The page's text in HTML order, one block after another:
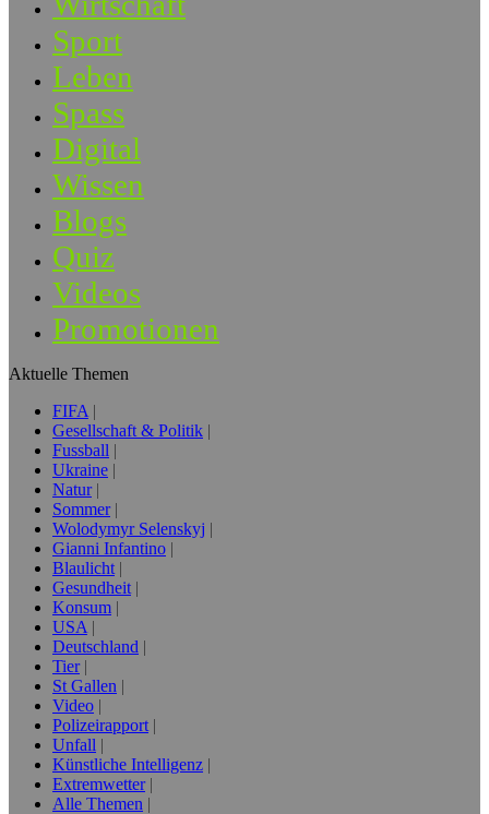
Sport
Leben
Spass
Digital
Wissen
Blogs
Quiz
Videos
Promotionen
Aktuelle Themen
FIFA
Gesellschaft & Politik
Fussball
Ukraine
Natur
Sommer
Wolodymyr Selenskyj
Gianni Infantino
Blaulicht
Gesundheit
Konsum
USA
Deutschland
Tier
St Gallen
Video
Polizeirapport
Unfall
Künstliche Intelligenz
Extremwetter
Alle Themen